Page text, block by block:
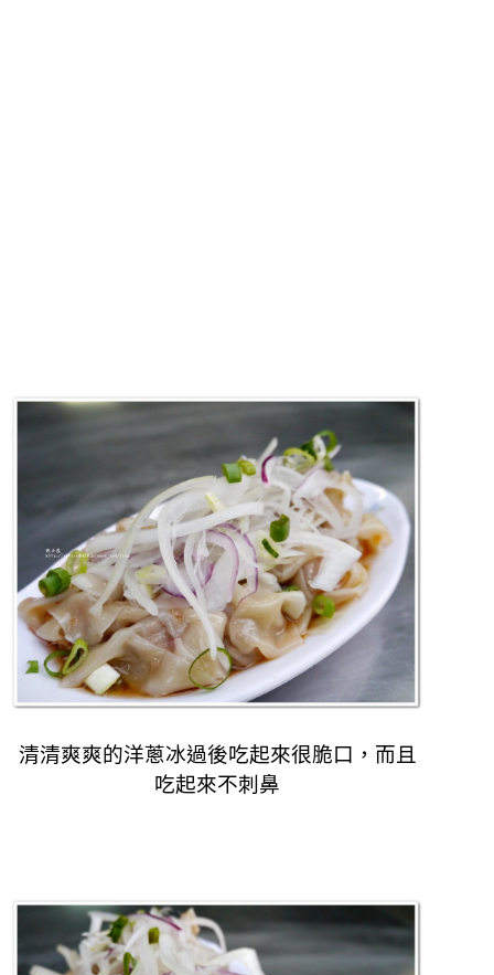
清清爽爽的洋蔥冰過後吃起來很脆口，而且
吃起來不刺鼻